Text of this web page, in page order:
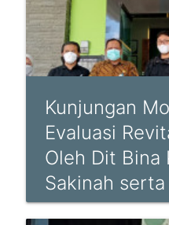
Kunjungan
Evaluasi
Oleh Dit Bina
Sakinah